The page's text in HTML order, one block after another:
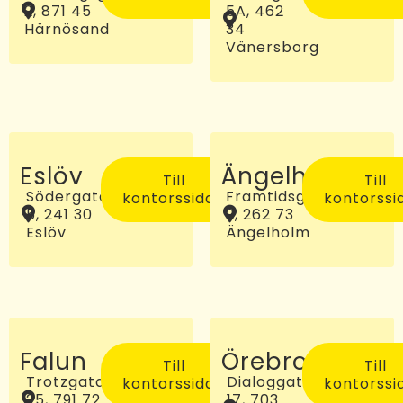
2, 871 45
Härnösand
5A, 462
34
Vänersborg
Eslöv
Södergatan
5, 241 30
Eslöv
Till
kontorssidan
Ängelholm
Framtidsgatan
2, 262 73
Ängelholm
Till
Falun
Trotzgatan
Till
kontorssidan
Örebro
Dialoggatan
Till